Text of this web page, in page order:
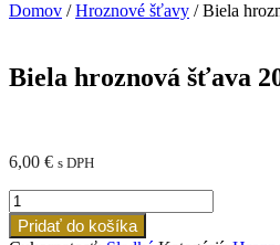
Domov /Hroznové šťavy / Biela
Biela hroznová šťava
6,00 € s DPH
množstvo
Biela
hroznová
Pridať do košíka